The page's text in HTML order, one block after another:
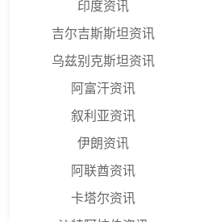
印度资讯
吉尔吉斯斯坦资讯
乌兹别克斯坦资讯
阿富汗资讯
叙利亚资讯
伊朗资讯
阿联酋资讯
卡塔尔资讯